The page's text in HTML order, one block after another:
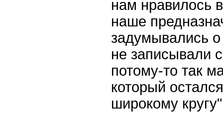
нам нравилось
наше
задумывались
не записывали
потому-то так
который
широкому